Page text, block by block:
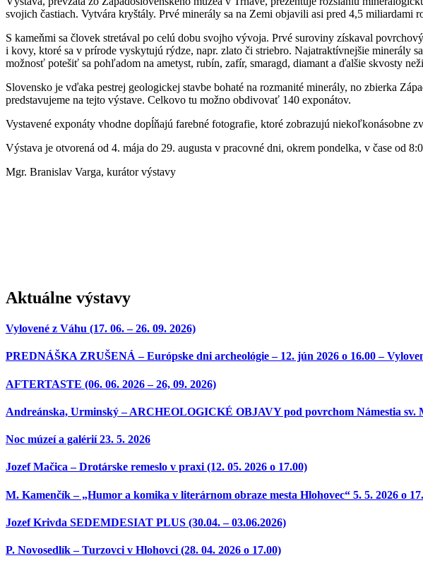
svojich častiach. Vytvára kryštály. Prvé minerály sa na Zemi objavili asi pred 4,5
S kameňmi sa človek stretával po celú dobu svojho vývoja. Prvé suroviny získaval
i kovy, ktoré sa v prírode vyskytujú rýdze, napr. zlato či striebro. Najatraktívnejšie minerály
možnosť potešiť sa pohľadom na ametyst, rubín, zafír, smaragd, diamant a ďalšie skvosty
Slovensko je vďaka pestrej geologickej stavbe bohaté na rozmanité minerály, no zbierka
predsta­vujeme na tejto výstave. Celkovo tu možno obdivovať 140 exponátov.
Vystavené exponáty vhodne dopĺňajú farebné fotografie, ktoré zobrazujú niekoľkonásobne
Výstava je otvorená od 4. mája do 29. augusta v pracovné dni, okrem pondelka, v čase od
Mgr. Branislav Varga, kurátor výstavy
Aktuálne výstavy
Vylovené z Váhu (17. 06. – 26. 09. 2026)
PREDNÁŠKA ZRUŠENÁ – Európske dni archeológie – 12. jún 2026 o 16.00 –
AFTERTASTE (06. 06. 2026 – 26, 09. 2026)
Andreánska, Urminský – ARCHEOLOGICKÉ OBJAVY pod povrchom Námestia sv.
Noc múzeí a galérií 23. 5. 2026
Jozef Mačica – Drotárske remeslo v praxi (12. 05. 2026 o 17.00)
M. Kamenčík – „Humor a komika v literárnom obraze mesta Hlohovec“ 5. 5. 2026 o
Jozef Krivda SEDEMDESIAT PLUS (30.04. – 03.06.2026)
P. Novosedlík – Turzovci v Hlohovci (28. 04. 2026 o 17.00)